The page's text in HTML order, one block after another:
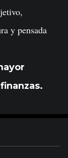
y pensada